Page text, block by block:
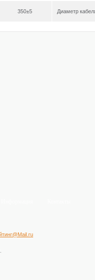
350±5 Диаметр